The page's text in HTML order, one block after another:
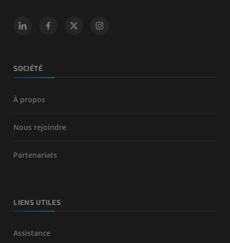
SOCIÉTÉ
À propos
Nous rejoindre
Partenariats
LIENS UTILES
Assistance